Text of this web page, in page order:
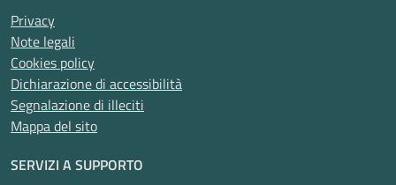
Privacy
Note legali
Cookies policy
Dichiarazione di accessibilità
Segnalazione di illeciti
Mappa del sito
SERVIZI A SUPPORTO